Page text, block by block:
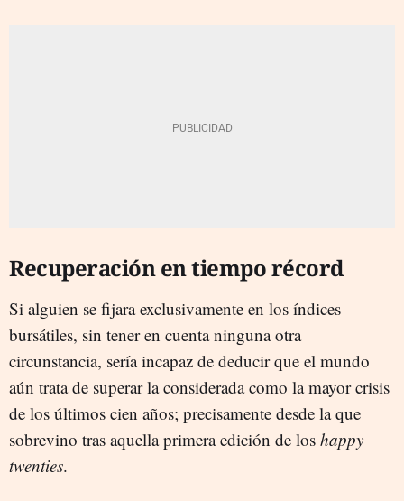
Recuperación en tiempo récord
Si alguien se fijara exclusivamente en los índices
bursátiles, sin tener en cuenta ninguna otra
circunstancia, sería incapaz de deducir que el mundo
aún trata de superar la considerada como la mayor crisis
de los últimos cien años; precisamente desde la que
sobrevino tras aquella primera edición de los happy
twenties.